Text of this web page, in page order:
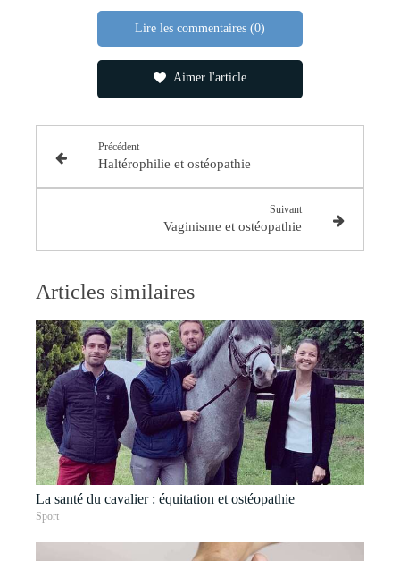
Lire les commentaires (0)
Aimer l'article
Précédent
Haltérophilie et ostéopathie
Suivant
Vaginisme et ostéopathie
Articles similaires
La santé du cavalier : équitation et ostéopathie
Sport